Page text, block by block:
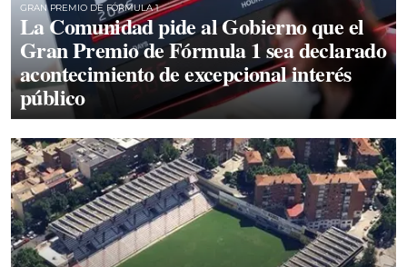
GRAN PREMIO DE FÓRMULA 1
La Comunidad pide al Gobierno que el
Gran Premio de Fórmula 1 sea declarado
acontecimiento de excepcional interés
público